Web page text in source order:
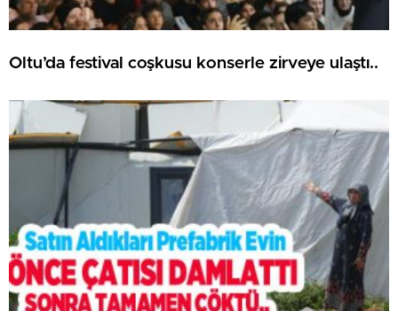
Oltu’da festival coşkusu konserle zirveye ulaştı..